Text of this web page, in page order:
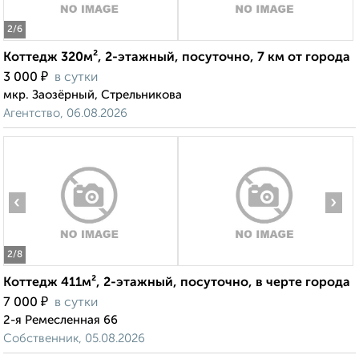
2/6
Коттедж 320м², 2-этажный, посуточно, 7 км от города
3 000 ₽ в сутки
мкр. Заозёрный, Стрельникова
Агентство, 06.08.2026
2/8
‹ ›
Коттедж 411м², 2-этажный, посуточно, в черте города
7 000 ₽ в сутки
2-я Ремесленная 66
Собственник, 05.08.2026